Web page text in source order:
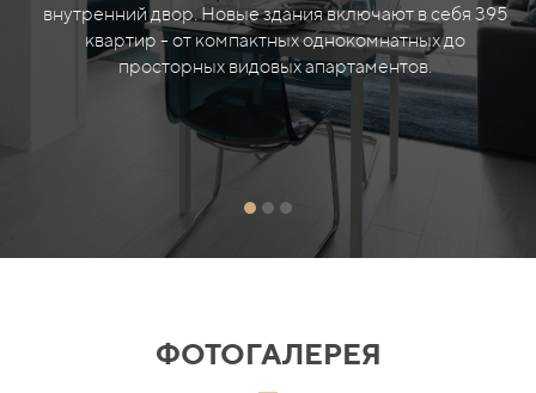
внутренний двор. Новые здания включают в себя 395
квартир - от компактных однокомнатных до
просторных видовых апартаментов.
ФОТОГАЛЕРЕЯ